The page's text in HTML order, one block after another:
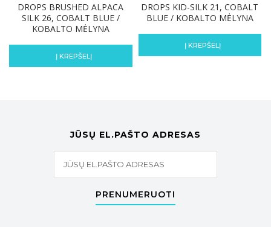
DROPS BRUSHED ALPACA
SILK 26, COBALT BLUE /
KOBALTO MĖLYNA
Į KREPŠELĮ
DROPS KID-SILK 21, COBALT
BLUE / KOBALTO MĖLYNA
Į KREPŠELĮ
JŪSŲ EL.PAŠTO ADRESAS
PRENUMERUOTI